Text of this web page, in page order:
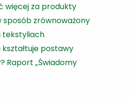
więcej za produkty
zrównoważony
tekstyliach
postawy
Raport „Świadomy